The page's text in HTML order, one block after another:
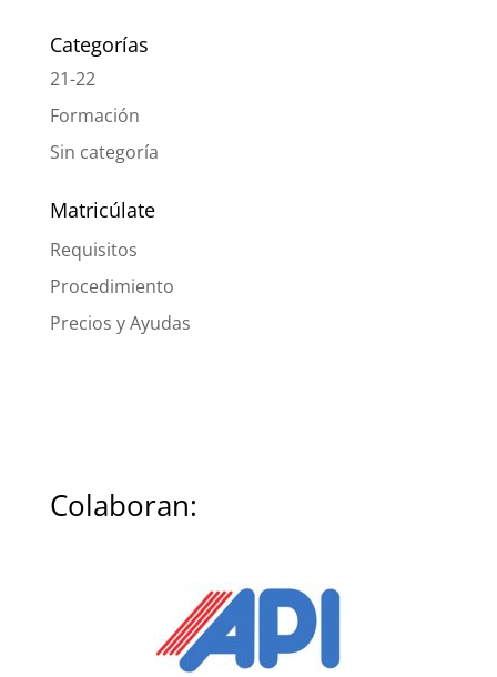
Categorías
21-22
Formación
Sin categoría
Matricúlate
Requisitos
Procedimiento
Precios y Ayudas
Colaboran: